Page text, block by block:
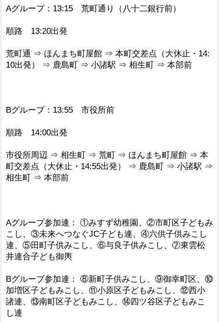
Aグループ：13:15 荒町通り（八十二銀行前）
順路 13:20出発
荒町通 ⇒ ほんまち町屋館 ⇒ 本町交差点（大休止・14:
10出発） ⇒ 鹿島町 ⇒ 小諸駅 ⇒ 相生町 ⇒ 本部前
Bグループ：13:55 市役所前
順路 14:00出発
市役所周辺 ⇒ 相生町 ⇒ 荒町 ⇒ ほんまち町屋館 ⇒ 本
町交差点（大休止・14:55出発） ⇒ 鹿島町 ⇒ 小諸駅 ⇒
相生町 ⇒ 本部前
Aグループ参加連： ①みすず幼稚園、②市町区子どもみ
こし、③未来へつなぐJC子ども連、④六供子供みこし
連、⑤田町子供みこし、⑥与良子供みこし、⑦東雲松
井連合子ども御輿
Bグループ参加連： ⑧新町子供みこし、⑨御幸町区、⑩
加増区子どもみこし、⑪小原区子どもみこし、⑫西小
諸連、⑬南町区子どもみこし、⑭四ツ谷区子どもみこ
し連